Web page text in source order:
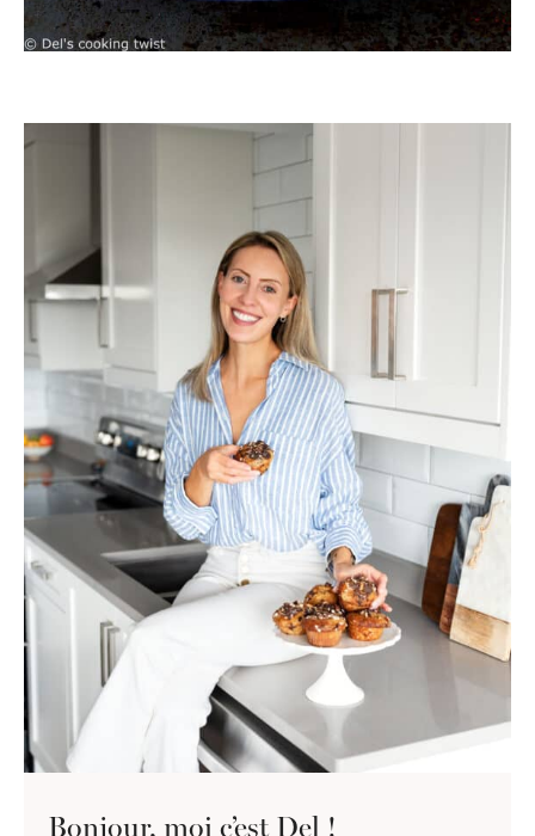
Bonjour, moi c’est Del !